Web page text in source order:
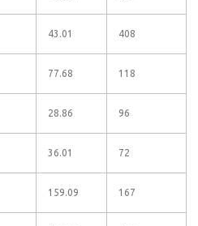
43.01 408
77.68 118
28.86 96
36.01 72
159.09 167